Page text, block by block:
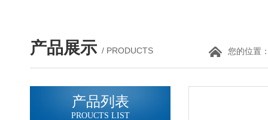
产品展示 / PRODUCTS 您的位置
产品列表
PROUCTS LIST